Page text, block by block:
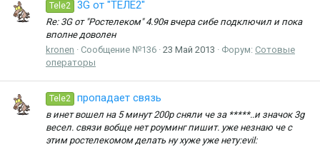
Tele2 3G от "ТЕЛЕ2"
Re: 3G от "Ростелеком" 4.90я вчера сибе подключил и пока
вполне доволен
kronen
Сообщение №136 23 Май 2013 Форум: Сотовые
операторы
Tele2 пропадает связь
в инет вошел на 5 минут 200р сняли че за *****..и значок 3g
весел. связи вобще нет роуминг пишит. уже незнаю че с
этим ростелекомом делать ну хуже уже нету:evil: